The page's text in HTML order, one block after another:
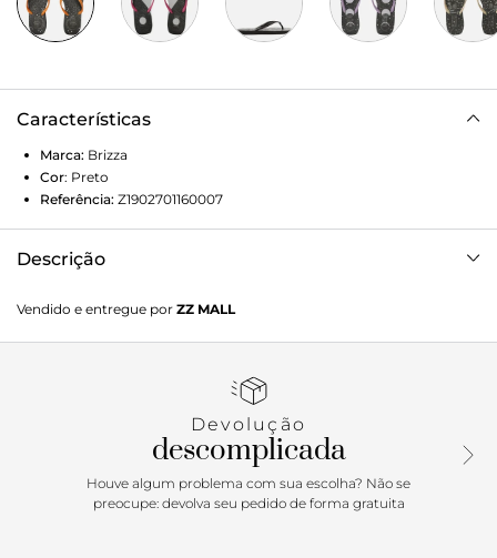
Características
Marca: Brizza
Cor: Preto
Referência: Z1902701160007
Descrição
rasteira flat em borracha e palmilha estampada com nome
da marca. Traz ponta quadrada, traz tiras laranjas com
marca em uma delas. Aberto, o chinelo de dedo exibe todo
Vendido e entregue por ZZ MALL
Devolução
descomplicada
Houve algum problema com sua escolha? Não se
preocupe: devolva seu pedido de forma gratuita